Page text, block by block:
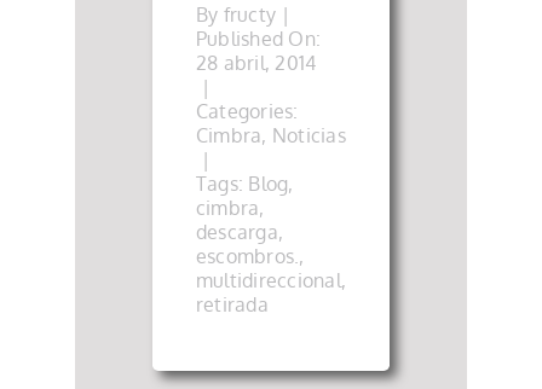
By fructy |
Published On:
28 abril, 2014
|
Categories:
Cimbra, Noticias
|
Tags: Blog,
cimbra,
descarga,
escombros. ,
multidireccional,
retirada